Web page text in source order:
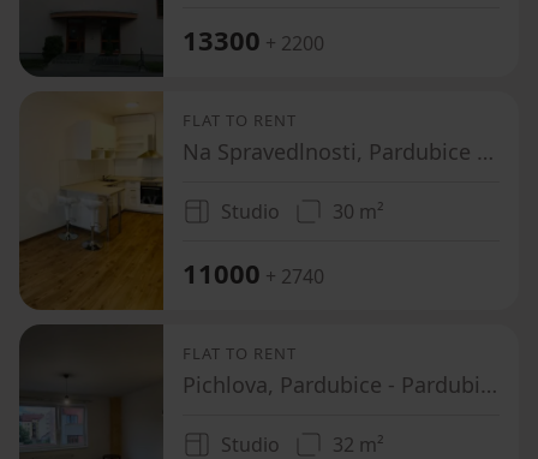
13300 + 2200
FLAT TO RENT
Na Spravedlnosti, Pardubice - Pardubice, Pardubický Region
Studio 30 m²
11000 + 2740
FLAT TO RENT
Pichlova, Pardubice - Pardubice, Pardubický Region
Studio 32 m²